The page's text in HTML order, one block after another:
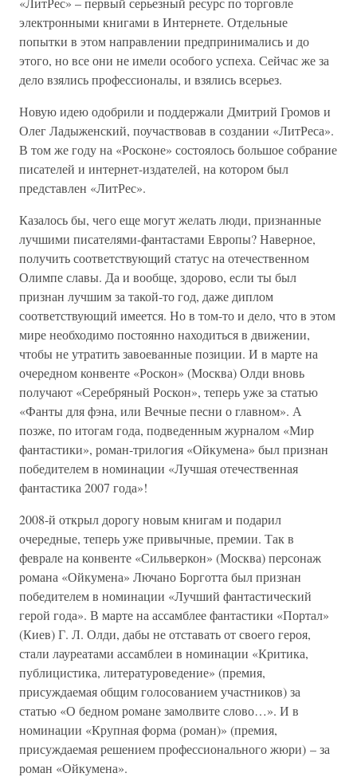
электронными книгами в Интернете. Отдельные
попытки в этом направлении предпринимались и до
этого, но все они не имели особого успеха. Сейчас же за
дело взялись профессионалы, и взялись всерьез.
Новую идею одобрили и поддержали Дмитрий Громов и
Олег Ладыженский, поучаствовав в создании «ЛитРеса».
В том же году на «Росконе» состоялось большое собрание
писателей и интернет-издателей, на котором был
представлен «ЛитРес».
Казалось бы, чего еще могут желать люди, признанные
лучшими писателями-фантастами Европы? Наверное,
получить соответствующий статус на отечественном
Олимпе славы. Да и вообще, здорово, если ты был
признан лучшим за такой-то год, даже диплом
соответствующий имеется. Но в том-то и дело, что в этом
мире необходимо постоянно находиться в движении,
чтобы не утратить завоеванные позиции. И в марте на
очередном конвенте «Роскон» (Москва) Олди вновь
получают «Серебряный Роскон», теперь уже за статью
«Фанты для фэна, или Вечные песни о главном». А
позже, по итогам года, подведенным журналом «Мир
фантастики», роман-трилогия «Ойкумена» был признан
победителем в номинации «Лучшая отечественная
фантастика 2007 года»!
2008-й открыл дорогу новым книгам и подарил
очередные, теперь уже привычные, премии. Так в
феврале на конвенте «Сильверкон» (Москва) персонаж
романа «Ойкумена» Лючано Борготта был признан
победителем в номинации «Лучший фантастический
герой года». В марте на ассамблее фантастики «Портал»
(Киев) Г. Л. Олди, дабы не отставать от своего героя,
стали лауреатами ассамблеи в номинации «Критика,
публицистика, литературоведение» (премия,
присуждаемая общим голосованием участников) за
статью «О бедном романе замолвите слово…». И в
номинации «Крупная форма (роман)» (премия,
присуждаемая решением профессионального жюри) – за
роман «Ойкумена».